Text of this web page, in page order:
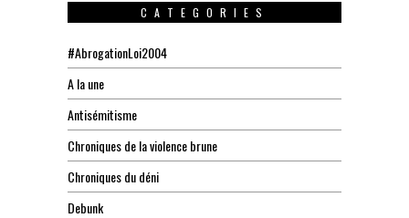
CATEGORIES
#AbrogationLoi2004
A la une
Antisémitisme
Chroniques de la violence brune
Chroniques du déni
Debunk